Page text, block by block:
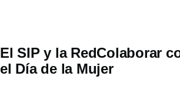
El SIP y la RedColaborar
el Día de la Mujer